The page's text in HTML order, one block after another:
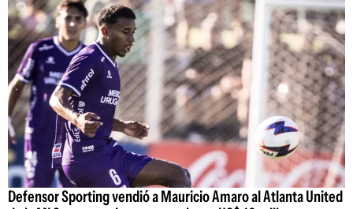
Defensor Sporting vendió a Mauricio Amaro al Atlanta United